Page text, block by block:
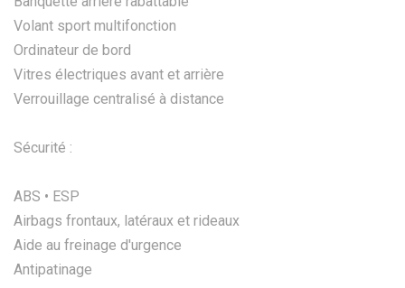
Volant sport multifonction
Ordinateur de bord
Vitres électriques avant et arrière
Verrouillage centralisé à distance
Sécurité :
ABS • ESP
Airbags frontaux, latéraux et rideaux
Aide au freinage d'urgence
Antipatinage